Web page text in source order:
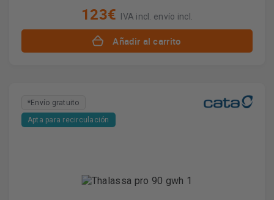
123€ IVA incl. envío incl.
Añadir al carrito
*Envío gratuito
Apta para recirculación